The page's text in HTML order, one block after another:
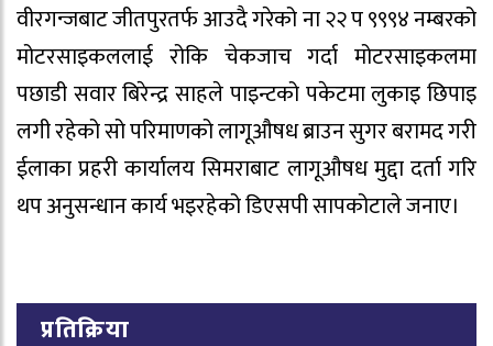
वीरगन्जबाट जीतपुरतर्फ आउदै गरेको ना २२ प ९९९४ नम्बरको
मोटरसाइकललाई रोकि चेकजाच गर्दा मोटरसाइकलमा
पछाडी सवार बिरेन्द्र साहले पाइन्टको पकेटमा लुकाइ छिपाइ
लगी रहेको सो परिमाणको लागूऔषध ब्राउन सुगर बरामद गरी
ईलाका प्रहरी कार्यालय सिमराबाट लागूऔषध मुद्दा दर्ता गरि
थप अनुसन्धान कार्य भइरहेको डिएसपी सापकोटाले जनाए।
प्रतिक्रिया